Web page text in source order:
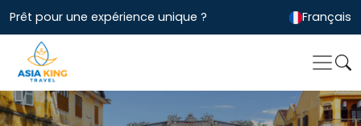
Prêt pour une expérience unique ? Français